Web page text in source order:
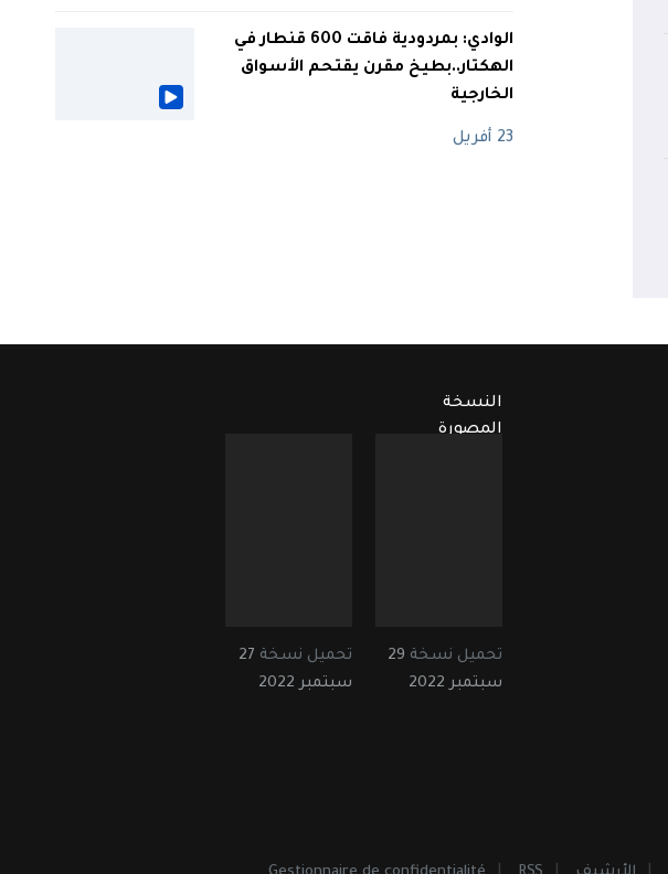
الوادي: بمردودية فاقت 600 قنطار في
الهكتار..بطيخ مقرن يقتحم الأسواق
الخارجية
23 أفريل
النسخة
المصورة
تحميل نسخة 29
سبتمبر 2022
تحميل نسخة 27
سبتمبر 2022